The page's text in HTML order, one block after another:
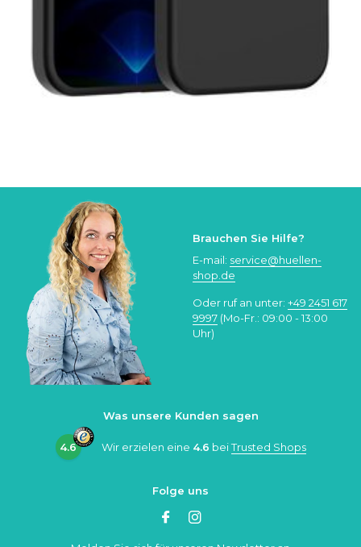
Brauchen Sie Hilfe?
E-mail: service@huellen-
shop.de
Oder ruf an unter: +49 2451 617
9997 (Mo-Fr.: 09:00 - 13:00
Uhr)
Was unsere Kunden sagen
4.6 Wir erzielen eine 4.6 beiTrusted Shops
Folge uns